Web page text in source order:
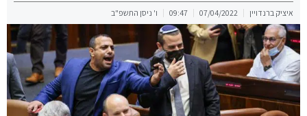
איציק ברנדויין 07/04/2022
09:47 ו' ניסן התשפ"ב